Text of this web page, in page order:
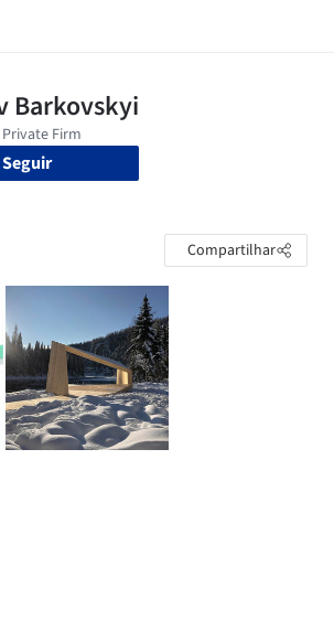
Seguir
Compartilhar